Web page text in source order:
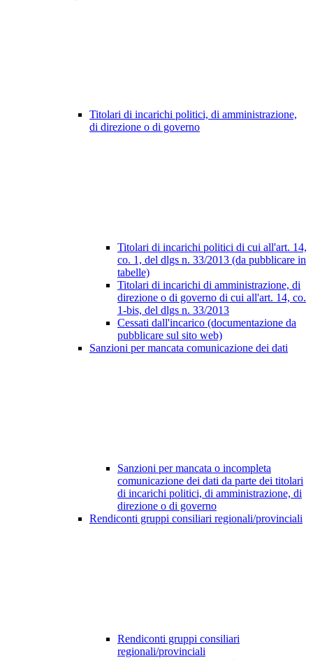
Titolari di incarichi politici, di amministrazione,
di direzione o di governo
Titolari di incarichi politici di cui all'art. 14,
co. 1, del dlgs n. 33/2013 (da pubblicare in
tabelle)
Titolari di incarichi di amministrazione, di
direzione o di governo di cui all'art. 14, co.
1-bis, del dlgs n. 33/2013
Cessati dall'incarico (documentazione da
pubblicare sul sito web)
Sanzioni per mancata comunicazione dei dati
Sanzioni per mancata o incompleta
comunicazione dei dati da parte dei titolari
di incarichi politici, di amministrazione, di
direzione o di governo
Rendiconti gruppi consiliari regionali/provinciali
Rendiconti gruppi consiliari
regionali/provinciali